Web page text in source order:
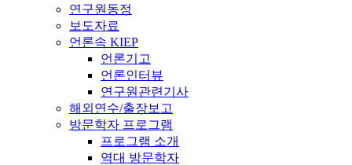
연구원동정
보도자료
언론속 KIEP
언론기고
언론인터뷰
연구원관련기사
해외연수/출장보고
방문학자 프로그램
프로그램 소개
역대 방문학자